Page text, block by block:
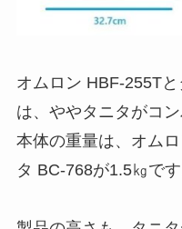
オムロン HBF-255T
は、ややタニタがコ
本体の重量は、オム
タ BC-768が1.5㎏です